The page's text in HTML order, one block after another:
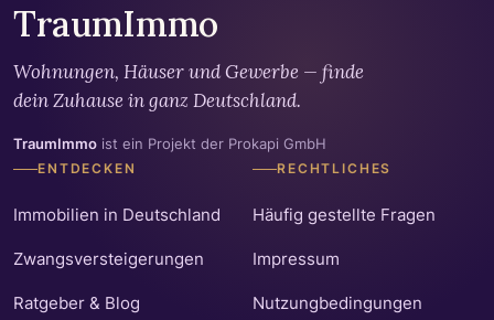
TraumImmo
Wohnungen, Häuser und Gewerbe — finde
dein Zuhause in ganz Deutschland.
TraumImmo ist ein Projekt der Prokapi GmbH
ENTDECKEN
Immobilien in Deutschland
Zwangsversteigerungen
Ratgeber & Blog
RECHTLICHES
Häufig gestellte Fragen
Impressum
Nutzungbedingungen